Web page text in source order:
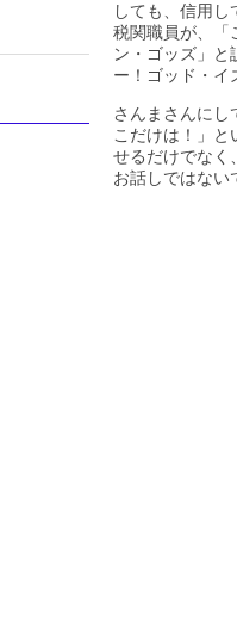
しても、信用
税関職員が、「
ン・ゴッズ」と
ー！ゴッド・イ
さんまさんにし
こだけは！」と
せるだけでなく
お話しではない